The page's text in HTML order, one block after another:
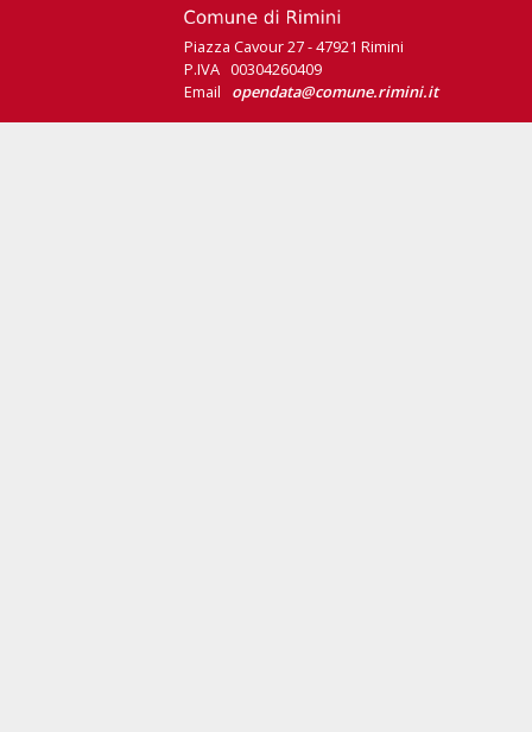
Piazza Cavour 27 - 47921 Rimini
P.IVA 00304260409
Email opendata@comune.rimini.it